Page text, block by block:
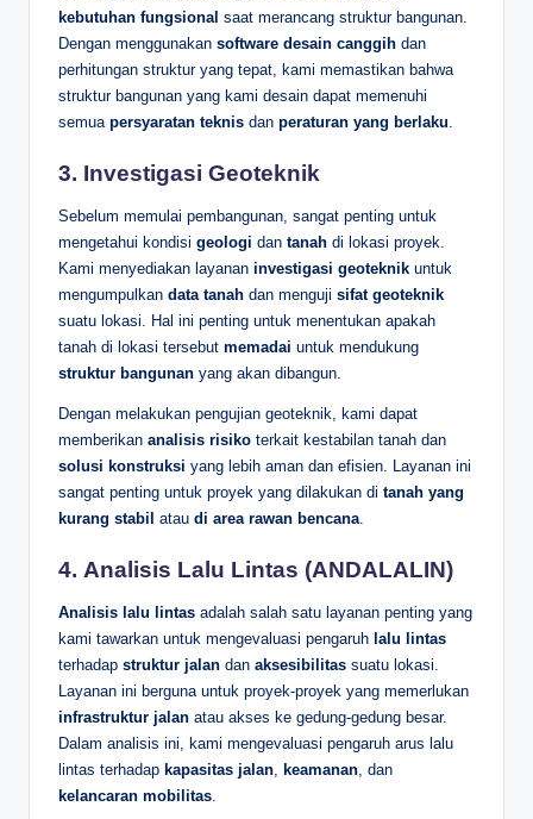
kebutuhan fungsional saat merancang struktur bangunan.
Dengan menggunakan software desain canggih dan
perhitungan struktur yang tepat, kami memastikan bahwa
struktur bangunan yang kami desain dapat memenuhi
semua persyaratan teknis dan peraturan yang berlaku.
3. Investigasi Geoteknik
Sebelum memulai pembangunan, sangat penting untuk
mengetahui kondisi geologi dan tanah di lokasi proyek.
Kami menyediakan layanan investigasi geoteknik untuk
mengumpulkan data tanah dan menguji sifat geoteknik
suatu lokasi. Hal ini penting untuk menentukan apakah
tanah di lokasi tersebut memadai untuk mendukung
struktur bangunan yang akan dibangun.
Dengan melakukan pengujian geoteknik, kami dapat
memberikan analisis risiko terkait kestabilan tanah dan
solusi konstruksi yang lebih aman dan efisien. Layanan ini
sangat penting untuk proyek yang dilakukan di tanah yang
kurang stabil atau di area rawan bencana.
4. Analisis Lalu Lintas (ANDALALIN)
Analisis lalu lintas adalah salah satu layanan penting yang
kami tawarkan untuk mengevaluasi pengaruh lalu lintas
terhadap struktur jalan dan aksesibilitas suatu lokasi.
Layanan ini berguna untuk proyek-proyek yang memerlukan
infrastruktur jalan atau akses ke gedung-gedung besar.
Dalam analisis ini, kami mengevaluasi pengaruh arus lalu
lintas terhadap kapasitas jalan, keamanan, dan
kelancaran mobilitas.